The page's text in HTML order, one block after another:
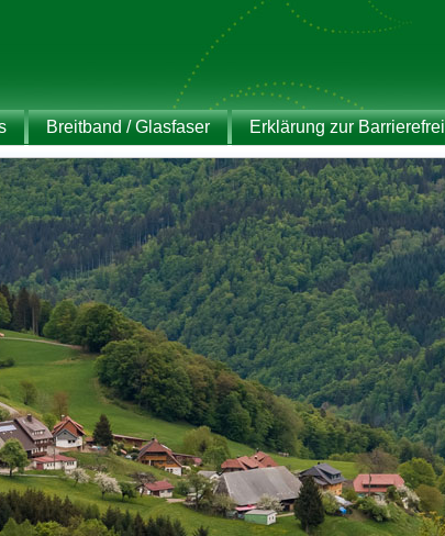
Breitband / Glasfaser Erklärung zur